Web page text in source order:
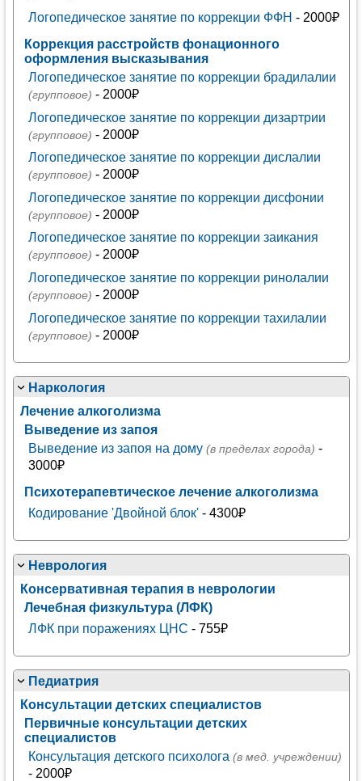
Логопедическое занятие по коррекции ФФН - 2000₽
Коррекция расстройств фонационного
оформления высказывания
Логопедическое занятие по коррекции брадилалии
(групповое) - 2000₽
Логопедическое занятие по коррекции дизартрии
(групповое) - 2000₽
Логопедическое занятие по коррекции дислалии
(групповое) - 2000₽
Логопедическое занятие по коррекции дисфонии
(групповое) - 2000₽
Логопедическое занятие по коррекции заикания
(групповое) - 2000₽
Логопедическое занятие по коррекции ринолалии
(групповое) - 2000₽
Логопедическое занятие по коррекции тахилалии
(групповое) - 2000₽
Наркология
Лечение алкоголизма
Выведение из запоя
Выведение из запоя на дому (в пределах города) -
3000₽
Психотерапевтическое лечение алкоголизма
Кодирование 'Двойной блок'- 4300₽
Неврология
Консервативная терапия в неврологии
Лечебная физкультура (ЛФК)
ЛФК при поражениях ЦНС - 755₽
Педиатрия
Консультации детских специалистов
Первичные консультации детских
специалистов
Консультация детского психолога (в мед. учреждении)
- 2000₽